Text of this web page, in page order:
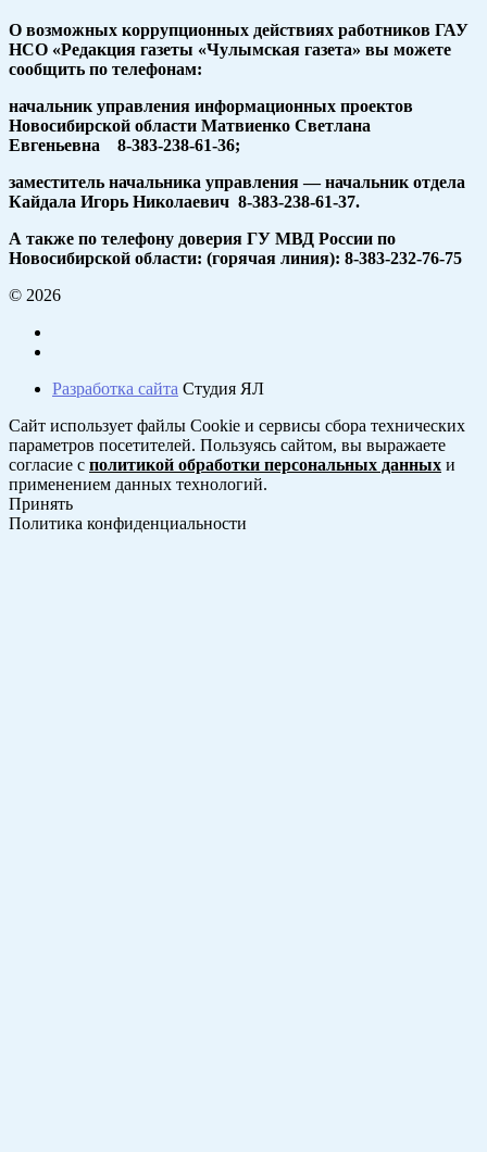
О возможных коррупционных действиях работников ГАУ
НСО «Редакция газеты «Чулымская газета» вы можете
сообщить по телефонам:
начальник управления информационных проектов
Новосибирской области Матвиенко Светлана
Евгеньевна 8-383-238-61-36;
заместитель начальника управления — начальник отдела
Кайдала Игорь Николаевич 8-383-238-61-37.
А также по телефону доверия ГУ МВД России по
Новосибирской области: (горячая линия): 8-383-232-76-75
© 2026
Разработка сайта Студия ЯЛ
Сайт использует файлы Cookie и сервисы сбора технических
параметров посетителей. Пользуясь сайтом, вы выражаете
согласие с политикой обработки персональных данных и
применением данных технологий.
Принять
Политика конфиденциальности